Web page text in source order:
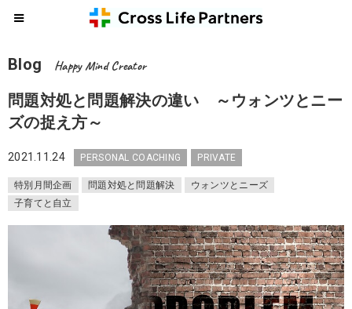
Blog Happy Mind Creator
問題対処と問題解決の違い ～ウォンツとニー
ズの捉え方～
2021.11.24 PERSONAL COACHING PRIVATE
特別月間企画 問題対処と問題解決
ウォンツとニーズ
子育てと自立